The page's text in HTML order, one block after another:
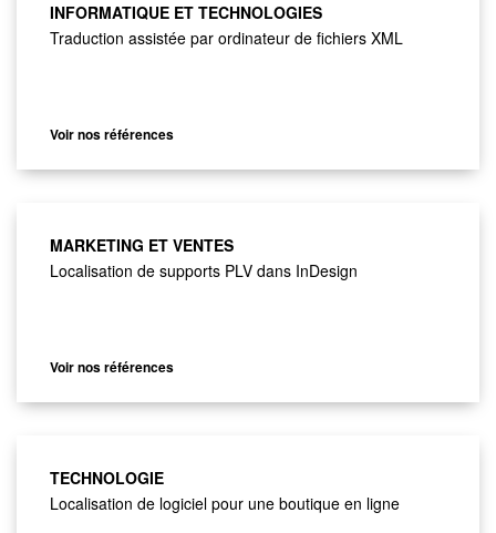
INFORMATIQUE ET TECHNOLOGIES
Traduction assistée par ordinateur de fichiers XML
Voir nos références
MARKETING ET VENTES
Localisation de supports PLV dans InDesign
Voir nos références
TECHNOLOGIE
Localisation de logiciel pour une boutique en ligne